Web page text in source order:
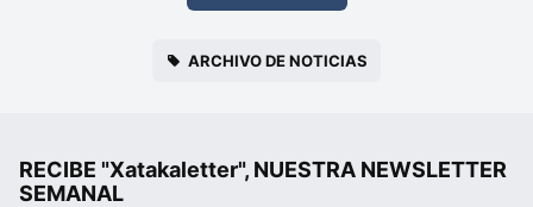
ARCHIVO DE NOTICIAS
RECIBE "Xatakaletter", NUESTRA NEWSLETTER
SEMANAL